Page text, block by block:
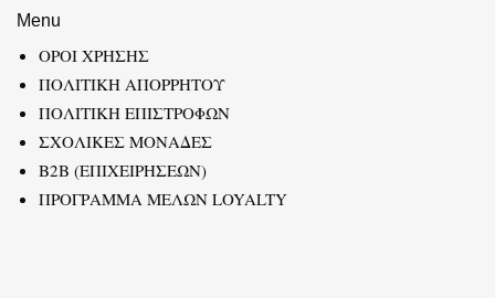
Menu
ΟΡΟΙ ΧΡΗΣΗΣ
ΠΟΛΙΤΙΚΗ ΑΠΟΡΡΗΤΟΥ
ΠΟΛΙΤΙΚΗ ΕΠΙΣΤΡΟΦΩΝ
ΣΧΟΛΙΚΕΣ ΜΟΝΑΔΕΣ
B2B (ΕΠΙΧΕΙΡΗΣΕΩΝ)
ΠΡΟΓΡΑΜΜΑ ΜΕΛΩΝ LOYALTY